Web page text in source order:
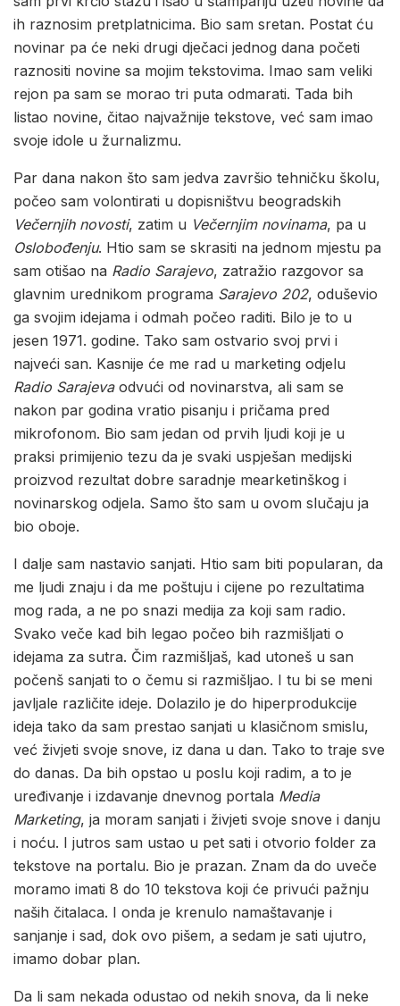
ih raznosim pretplatnicima. Bio sam sretan. Postat ću
novinar pa će neki drugi dječaci jednog dana početi
raznositi novine sa mojim tekstovima. Imao sam veliki
rejon pa sam se morao tri puta odmarati. Tada bih
listao novine, čitao najvažnije tekstove, već sam imao
svoje idole u žurnalizmu.
Par dana nakon što sam jedva završio tehničku školu,
počeo sam volontirati u dopisništvu beogradskih
Večernjih novosti, zatim u Večernjim novinama, pa u
Oslobođenju. Htio sam se skrasiti na jednom mjestu pa
sam otišao na Radio Sarajevo, zatražio razgovor sa
glavnim urednikom programa Sarajevo 202, oduševio
ga svojim idejama i odmah počeo raditi. Bilo je to u
jesen 1971. godine. Tako sam ostvario svoj prvi i
najveći san. Kasnije će me rad u marketing odjelu
Radio Sarajevaodvući od novinarstva, ali sam se
nakon par godina vratio pisanju i pričama pred
mikrofonom. Bio sam jedan od prvih ljudi koji je u
praksi primijenio tezu da je svaki uspješan medijski
proizvod rezultat dobre saradnje mearketinškog i
novinarskog odjela. Samo što sam u ovom slučaju ja
bio oboje.
I dalje sam nastavio sanjati. Htio sam biti popularan, da
me ljudi znaju i da me poštuju i cijene po rezultatima
mog rada, a ne po snazi medija za koji sam radio.
Svako veče kad bih legao počeo bih razmišljati o
idejama za sutra. Čim razmišljaš, kad utoneš u san
počenš sanjati to o čemu si razmišljao. I tu bi se meni
javljale različite ideje. Dolazilo je do hiperprodukcije
ideja tako da sam prestao sanjati u klasičnom smislu,
već živjeti svoje snove, iz dana u dan. Tako to traje sve
do danas. Da bih opstao u poslu koji radim, a to je
uređivanje i izdavanje dnevnog portala Media
Marketing, ja moram sanjati i živjeti svoje snove i danju
i noću. I jutros sam ustao u pet sati i otvorio folder za
tekstove na portalu. Bio je prazan. Znam da do uveče
moramo imati 8 do 10 tekstova koji će privući pažnju
naših čitalaca. I onda je krenulo namaštavanje i
sanjanje i sad, dok ovo pišem, a sedam je sati ujutro,
imamo dobar plan.
Da li sam nekada odustao od nekih snova, da li neke